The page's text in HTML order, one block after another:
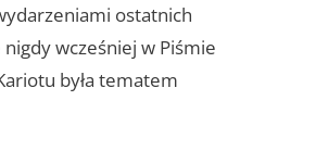
ostatnich
wcześniej w Piśmie
była tematem